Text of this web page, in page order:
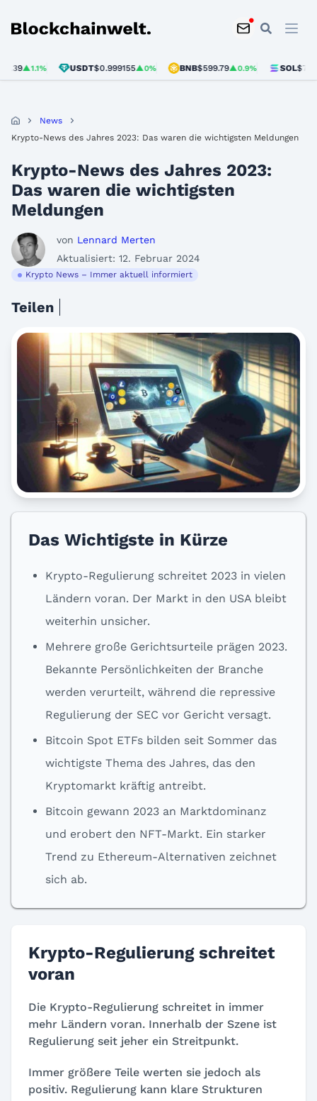
Blockchainwelt
USDT $0.999155▲0% BNB $599.79▲0.9% SOL $74.45▲0.4%
News
Krypto-News des Jahres 2023: Das waren die wichtigsten Meldungen
Krypto-News des Jahres 2023:
Das waren die wichtigsten
Meldungen
von Lennard Merten
Aktualisiert: 12. Februar 2024
Krypto News – Immer aktuell informiert
Teilen
Das Wichtigste in Kürze
Krypto-Regulierung schreitet 2023 in vielen
Ländern voran. Der Markt in den USA bleibt
weiterhin unsicher.
Mehrere große Gerichtsurteile prägen 2023.
Bekannte Persönlichkeiten der Branche
werden verurteilt, während die repressive
Regulierung der SEC vor Gericht versagt.
Bitcoin Spot ETFs bilden seit Sommer das
wichtigste Thema des Jahres, das den
Kryptomarkt kräftig antreibt.
Bitcoin gewann 2023 an Marktdominanz
und erobert den NFT-Markt. Ein starker
Trend zu Ethereum-Alternativen zeichnet
sich ab.
Krypto-Regulierung schreitet
voran
Die Krypto-Regulierung schreitet in immer
mehr Ländern voran. Innerhalb der Szene ist
Regulierung seit jeher ein Streitpunkt.
Immer größere Teile werten sie jedoch als
positiv. Regulierung kann klare Strukturen